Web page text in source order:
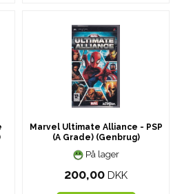
Marvel Ultimate Alliance - PSP
(A Grade) (Genbrug)
På lager
200,00 DKK